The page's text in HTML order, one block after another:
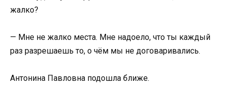
жалко?
— Мне не жалко места. Мне надоело, что ты каждый
раз разрешаешь то, о чём мы не договаривались.
Антонина Павловна подошла ближе.